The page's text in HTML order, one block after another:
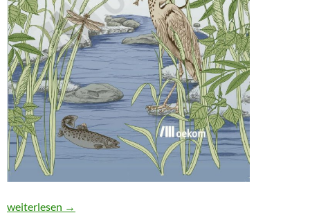
Vom Flüsschen zum Weltklima
weiterlesen →